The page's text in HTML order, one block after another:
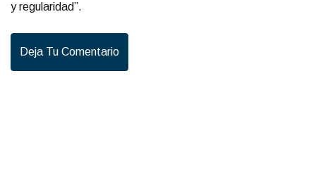
y regularidad”.
Deja Tu Comentario